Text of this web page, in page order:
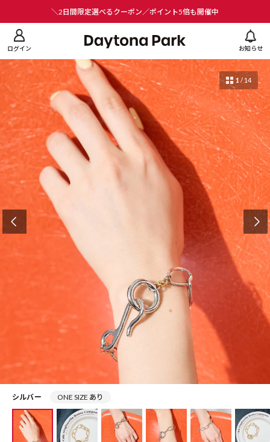
＼2日間限定選べるクーポン／ポイント5倍も開催中
ログイン お知らせ
1 / 14
シルバー ONE SIZE あり